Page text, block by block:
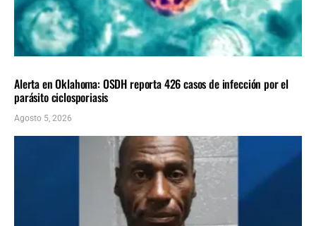
Alerta en Oklahoma: OSDH reporta 426 casos de infección por el
parásito ciclosporiasis
Agosto 5, 2026